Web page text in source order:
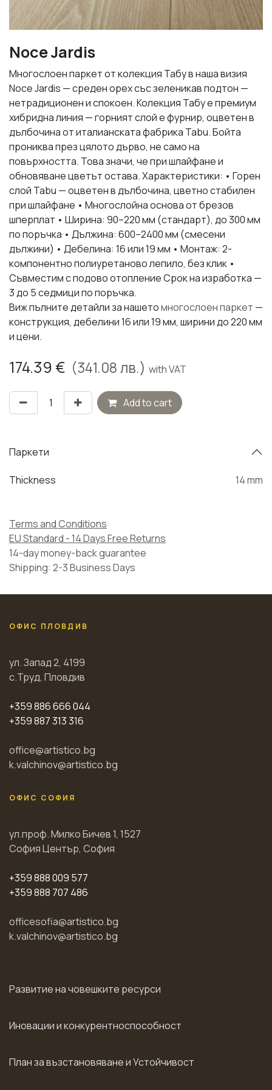
Noce Jardis
Многослоен паркет от колекция Табу в наша визия
Noce Jardis — среден орех със зеленикав подтон —
нетрадиционен и спокоен. Колекция Табу е премиум
хибридна линия — горният слой е фурнир, оцветен в
дълбочина от италианската фабрика Tabu. Бойта
прониква през цялото дърво, не само на
повърхността. Това значи, че при шлайфане и
обновяване цветът остава. Характеристики: • Горен
слой Tabu — оцветен в дълбочина, цветно стабилен
при шлайфане • Многослойна основа от брезов
шперплат • Ширина: 90–220 мм (стандарт), до 300 мм
по поръчка • Дължина: 600–2400 мм (смесени
дължини) • Дебелина: 16 или 19 мм • Монтаж: 2-
компонентно полиуретаново лепило, без клик •
Съвместим с подово отопление Срок на изработка —
3 до 5 седмици по поръчка.
Виж пълните детайли за нашетомногослоен паркет —
конструкция, дебелини 16 или 19 мм, ширини до 220 мм
и цени.
174.39 € (341.08лв.) with VAT
Add to cart
Паркети
Thickness 14 mm
Terms and Conditions
EU Standard - 14 Days Free Returns
14-day money-back guarantee
Shipping: 2-3 Business Days
ОФИС ПЛОВДИВ
ул. Запад 2, 4199
с.Труд, Пловдив
+359 886 666 044
+359 887 313 316
office@artistico.bg
k.valchinov@artistico.bg
ОФИС СОФИЯ
ул.проф. Милко Бичев 1, 1527
София Център, София
+359 888 009 577
+359 888 707 486
officesofia@artistico.bg
k.valchinov@artistico.bg
Развитие на човешките ресурси
Иновации и конкурентноспособност
План за възстановяване и Устойчивост